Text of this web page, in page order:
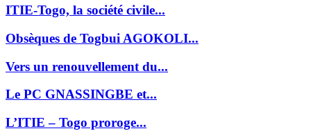
ITIE-Togo, la société civile...
Obsèques de Togbui AGOKOLI...
Vers un renouvellement du...
Le PC GNASSINGBE et...
L’ITIE – Togo proroge...